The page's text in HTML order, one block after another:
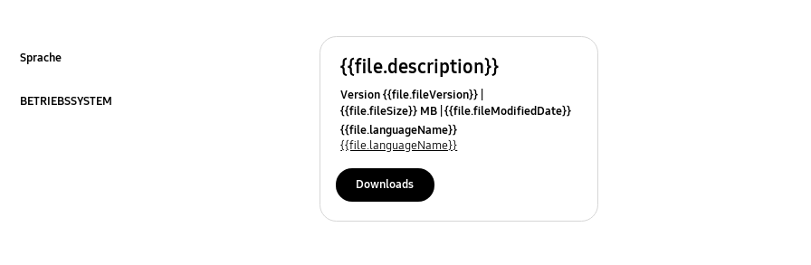
Firmware-Update
Galaxy Apps
Sprache
BETRIEBSSYSTEM
{{file.description}}
Version {{file.fileVersion}}
{{file.fileSize}} MB {{file.fileModifiedDate}}
{{file.osNames}}
{{file.languageName}}
{{file.languageName}}
Downloads